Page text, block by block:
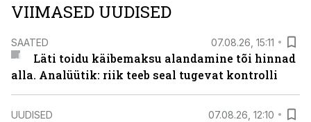
VIIMASED UUDISED
SAATED 07.08.26, 15:11
Läti toidu käibemaksu alandamine tõi hinnad
alla. Analüütik: riik teeb seal tugevat kontrolli
UUDISED 07.08.26, 12:10